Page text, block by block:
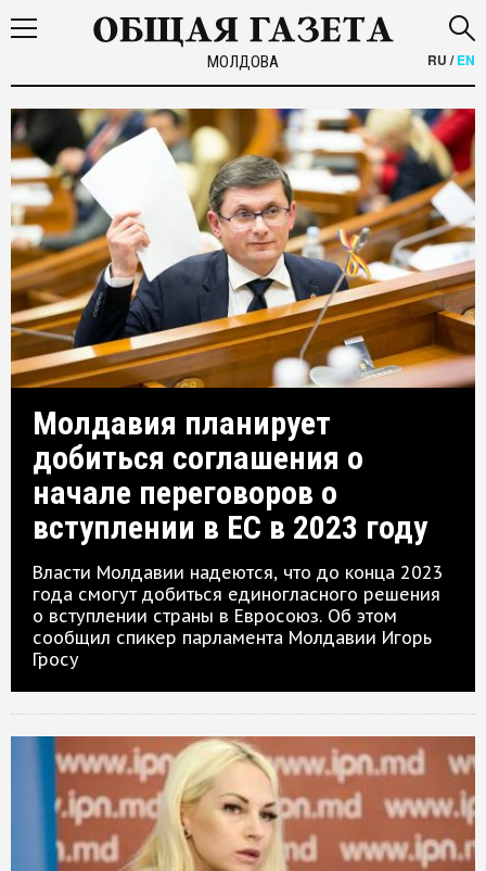
МОЛДОВА RU /EN
Молдавия планирует
добиться соглашения о
начале переговоров о
вступлении в ЕС в 2023 году
Власти Молдавии надеются, что до конца 2023
года смогут добиться единогласного решения
о вступлении страны в Евросоюз. Об этом
сообщил спикер парламента Молдавии Игорь
Гросу